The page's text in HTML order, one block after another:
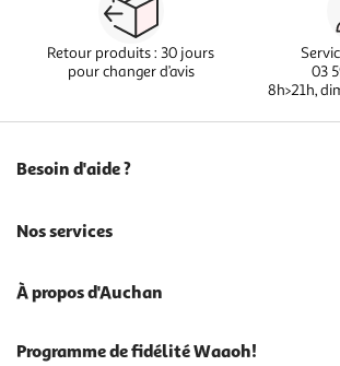
Retour produits : 30 jours
pour changer d’avis
03
8h>21h,
Besoin d'aide ?
Nos services
À propos d'Auchan
Programme de fidélité Waaoh!